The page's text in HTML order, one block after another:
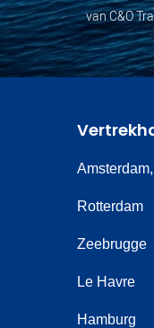
van C&O
Rotterdam
Zeebrugge
Le Havre
Hamburg